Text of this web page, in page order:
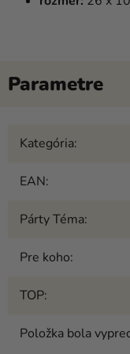
Kategória:
EAN:
Párty Téma:
Pre koho:
TOP:
Položka bola